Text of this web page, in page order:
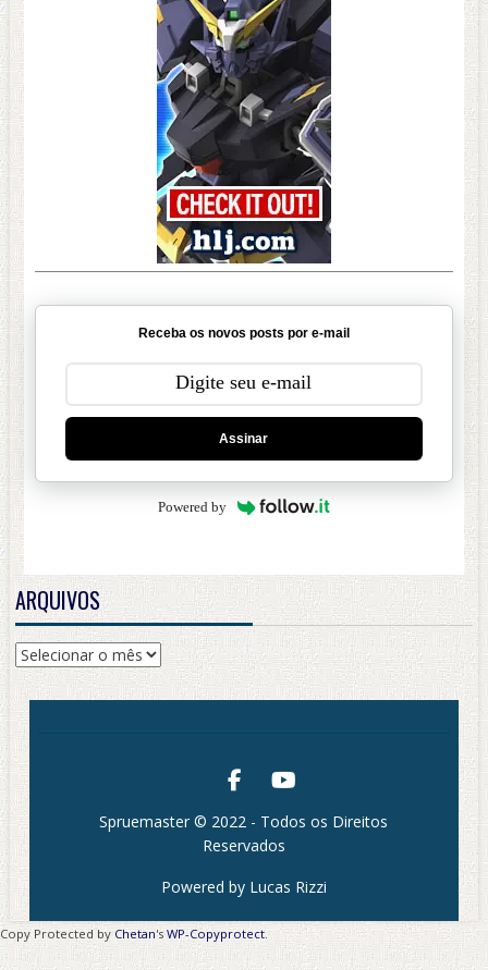
Receba os novos posts por e-mail
Assinar
Powered by
ARQUIVOS
Arquivos
Spruemaster © 2022 - Todos os Direitos
Reservados
Powered by Lucas Rizzi
Copy Protected by Chetan's WP-Copyprotect